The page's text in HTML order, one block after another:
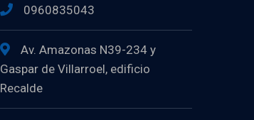
0960835043
Av. Amazonas N39-234 y
Gaspar de Villarroel, edificio
Recalde